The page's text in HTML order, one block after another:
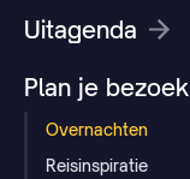
Uitagenda
Plan je bezoek
Overnachten
Reisinspiratie